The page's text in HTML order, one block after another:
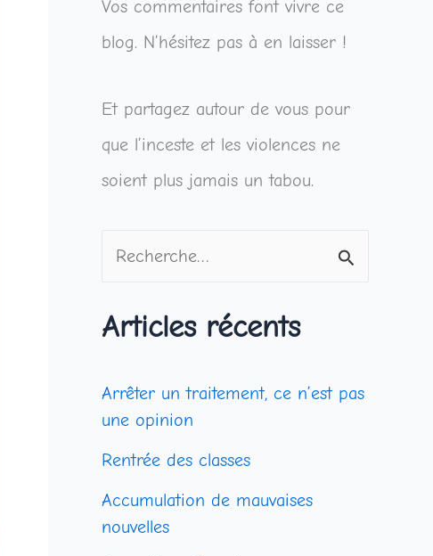
Vos commentaires font vivre ce
blog. N’hésitez pas à en laisser !
Et partagez autour de vous pour
que l’inceste et les violences ne
soient plus jamais un tabou.
c
e
h
Articles récents
Arrêter un traitement, ce n’est pas
une opinion
Rentrée des classes
Accumulation de mauvaises
nouvelles